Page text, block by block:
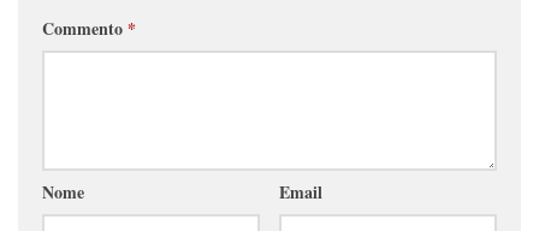
Commento *
Nome Email